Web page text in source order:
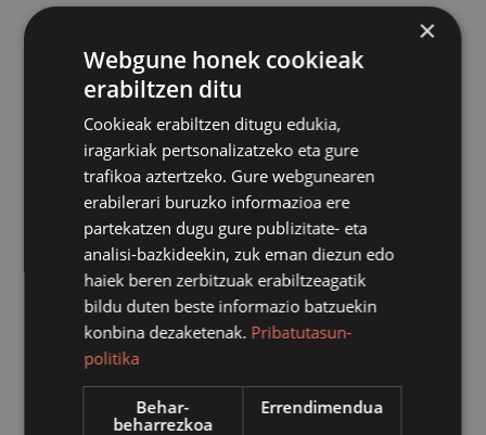
Eskuz Binakako Txapelketa Nagusiako final
×
Webgune honek cookieak
erabiltzen ditu
Cookieak erabiltzen ditugu edukia,
iragarkiak pertsonalizatzeko eta gure
trafikoa aztertzeko. Gure webgunearen
erabilerari buruzko informazioa ere
partekatzen dugu gure publizitate- eta
analisi-bazkideekin, zuk eman diezun edo
haiek beren zerbitzuak erabiltzeagatik
bildu duten beste informazio batzuekin
konbina dezaketenak. Pribatutasun-
politika
Behar-
beharrezkoa
Errendimendua